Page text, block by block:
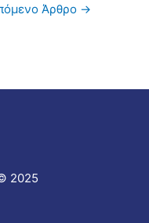
Άρθρο →
2025